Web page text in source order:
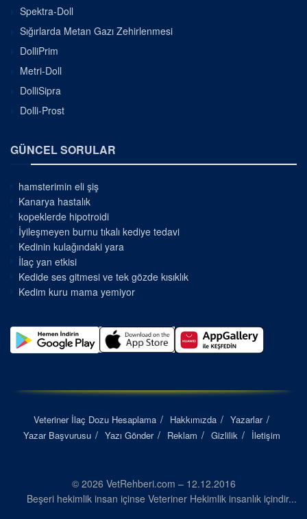
Spektra-Doll
Sığırlarda Metan Gazı Zehirlenmesi
DolliPrim
Metri-Doll
DolliSipra
Dolli-Prost
GÜNCEL SORULAR
hamsterimin eli şiş
Kanarya hastalık
kopeklerde hipotroidi
İyileşmeyen burnu tıkalı kediye tedavi
Kedinin kulağındaki yara
İlaç yan etkisi
Kedide ses gitmesi ve tek gözde kısıklık
Kedim kuru mama yemiyor
Veteriner İlaç Dozu Hesaplama Hakkımızda
Yazarlar
Yazar Başvurusu
Yazı Gönder Reklam Gizlilik İletişim
© 2026 VetRehberi.com – 12.12.2016
Beşeri hekimlik insan içinse Veteriner Hekimlik insanlık içindir...